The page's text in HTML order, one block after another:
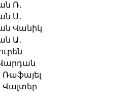
Ռ․
Ս․
Վանիկ
Ա․
Ռաֆայել
Վալտեր